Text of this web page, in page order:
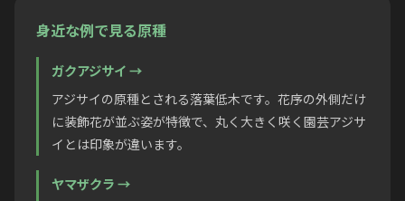
身近な例で見る原種
ガクアジサイ→
アジサイの原種とされる落葉低木です。花序の外側だけ
に装飾花が並ぶ姿が特徴で、丸く大きく咲く園芸アジサ
イとは印象が違います。
ヤマザクラ→